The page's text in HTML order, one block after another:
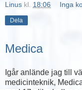
Linus kl. 18:06 Inga
Dela
Medica
Igår anlände jag till
medicinteknik,